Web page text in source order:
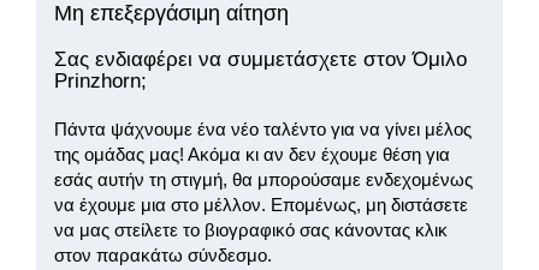
Μη επεξεργάσιμη αίτηση
Σας ενδιαφέρει να συμμετάσχετε στον Όμιλο
Prinzhorn;
Πάντα ψάχνουμε ένα νέο ταλέντο για να γίνει μέλος
της ομάδας μας! Ακόμα κι αν δεν έχουμε θέση για
εσάς αυτήν τη στιγμή, θα μπορούσαμε ενδεχομένως
να έχουμε μια στο μέλλον. Επομένως, μη διστάσετε
να μας στείλετε το βιογραφικό σας κάνοντας κλικ
στον παρακάτω σύνδεσμο.